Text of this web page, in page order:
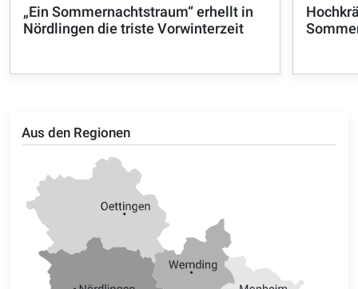
Aus den Regionen
„Ein Sommernachtstraum“ erhellt in
Nördlingen die triste Vorwinterzeit